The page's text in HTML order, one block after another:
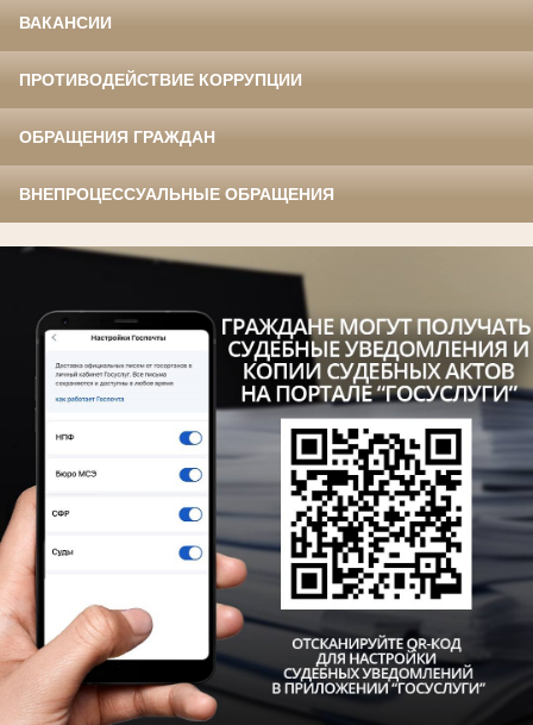
ВАКАНСИИ
ПРОТИВОДЕЙСТВИЕ КОРРУПЦИИ
ОБРАЩЕНИЯ ГРАЖДАН
ВНЕПРОЦЕССУАЛЬНЫЕ ОБРАЩЕНИЯ